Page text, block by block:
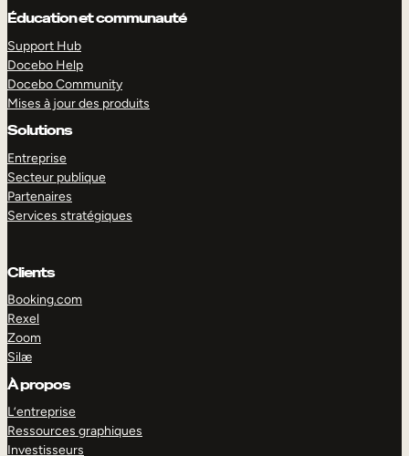
Éducation et communauté
Support Hub
Docebo Help
Docebo Community
Mises à jour des produits
Solutions
Entreprise
Secteur publique
Partenaires
Services stratégiques
Clients
Booking.com
Rexel
Zoom
Silæ
À propos
L’entreprise
Ressources graphiques
Investisseurs